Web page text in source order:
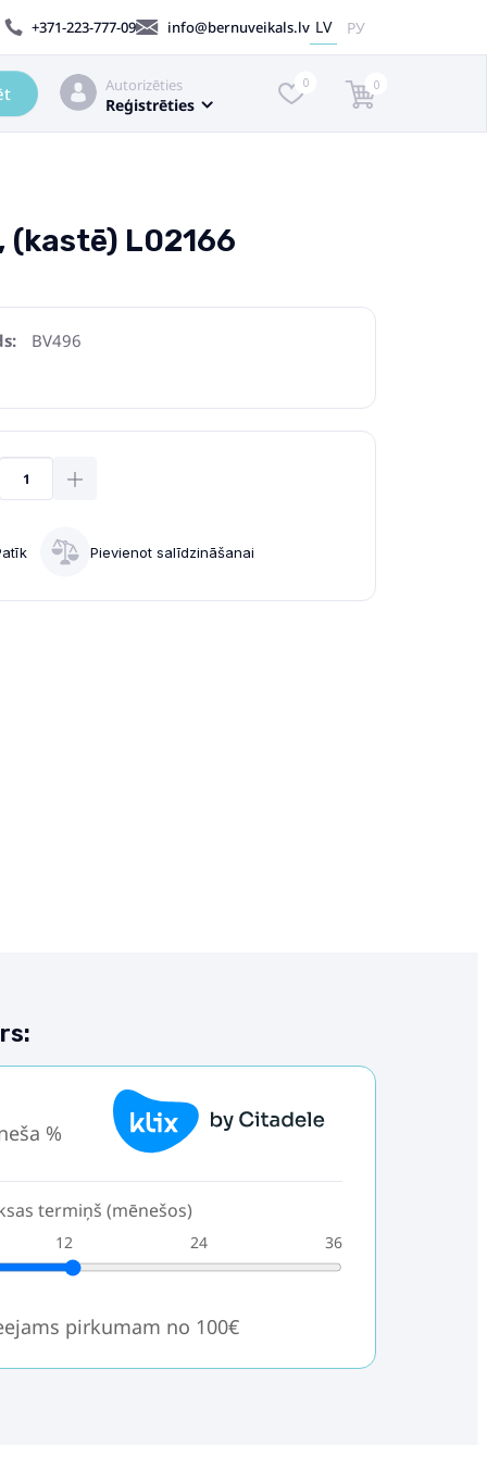
+371-223-777-09 info@bernuveikals.lv LV РУ
Autorizēties
Reģistrēties
0 0
(kastē) L02166
BV496
Pievienot salīdzināšanai
%
termiņš (mēnešos)
12 24 36
pirkumam no 100€